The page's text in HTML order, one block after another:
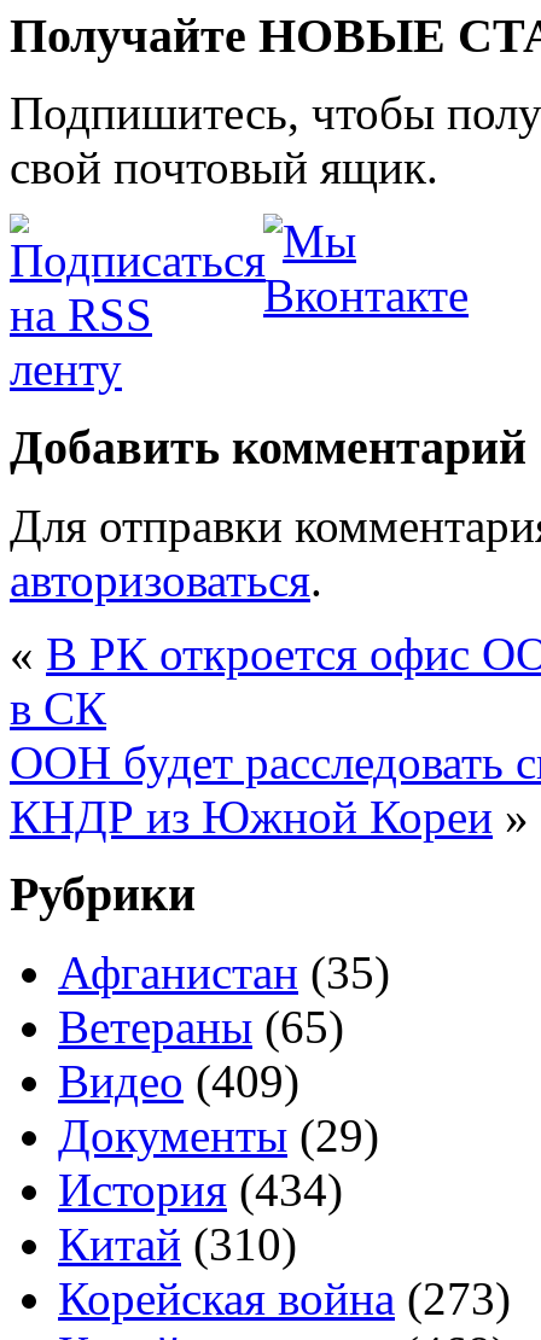
Получайте НОВЫЕ
Подпишитесь, чтобы
свой почтовый ящик.
Добавить комментарий
Для отправки
авторизоваться.
« В РК откроется офис
в СК
ООН будет расследовать
КНДР из Южной Кореи »
Рубрики
Афганистан (35)
Ветераны (65)
Видео (409)
Документы (29)
История (434)
Китай (310)
Корейская война (273)